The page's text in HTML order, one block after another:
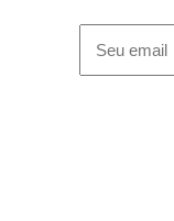
Para